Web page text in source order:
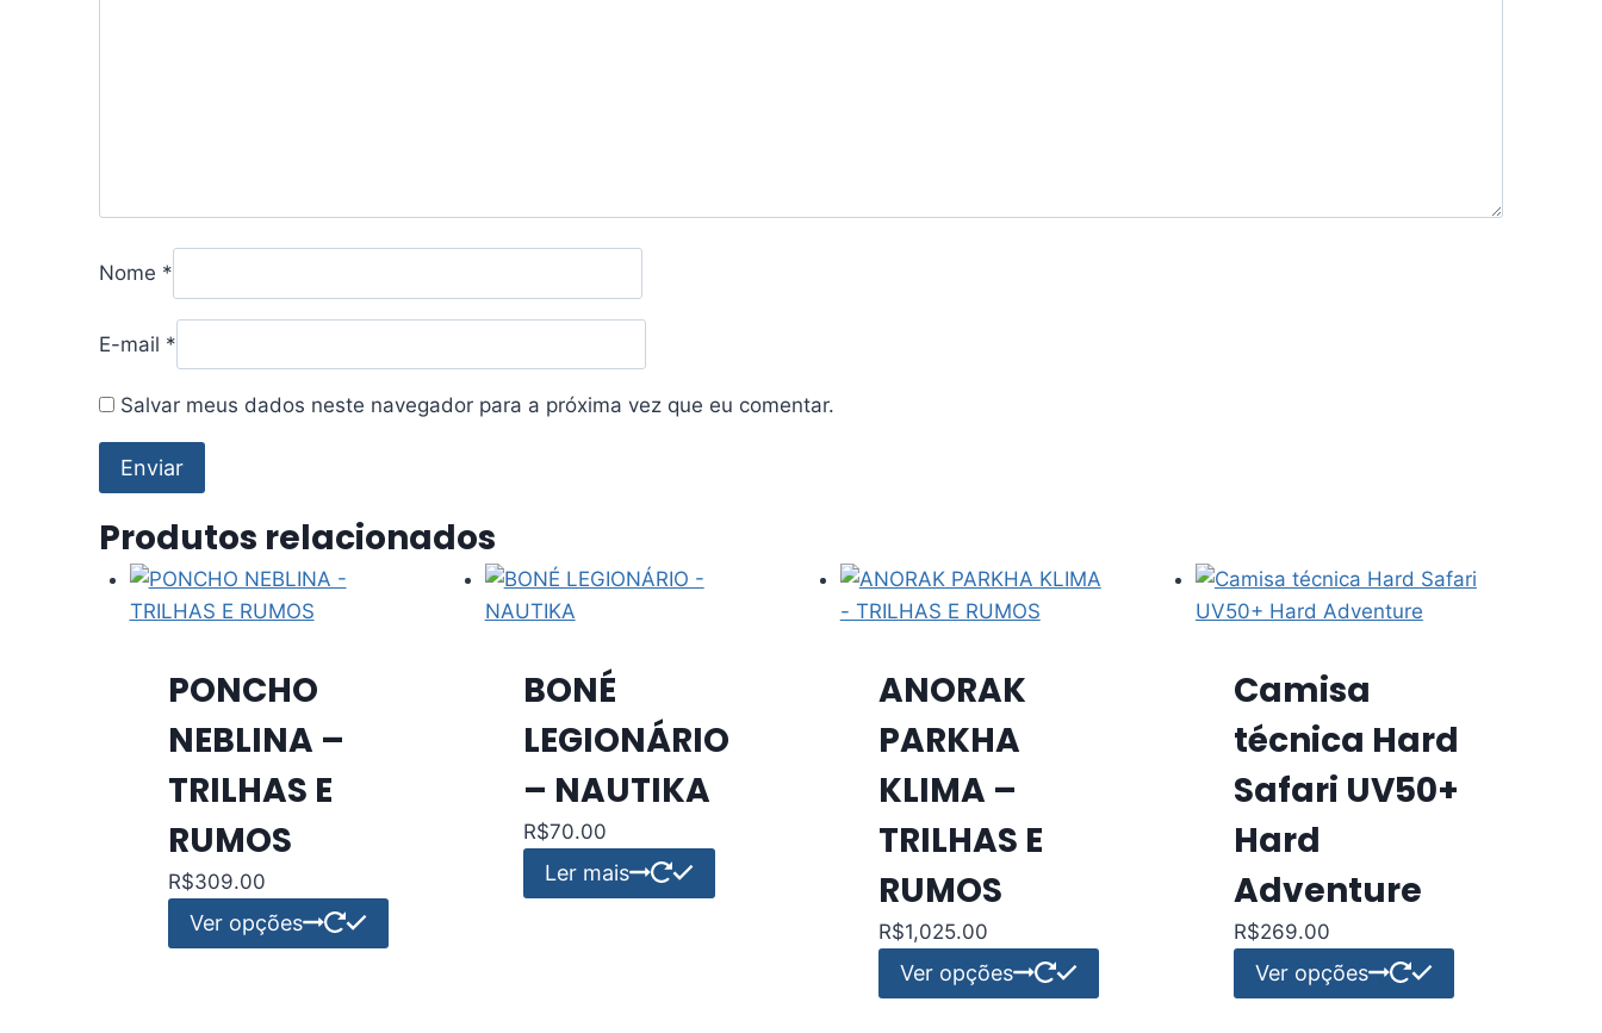
Nome *
E-mail *
Salvar meus dados neste navegador para a próxima vez que eu comentar.
Produtos relacionados
PONCHO
NEBLINA –
TRILHAS E
RUMOS
R$309.00
Ver opções
produto
BONÉ
LEGIONÁRIO
– NAUTIKA
R$70.00
Ler mais
ANORAK
PARKHA
KLIMA –
TRILHAS E
RUMOS
R$1,025.00
Ver opções
produto
Camisa
técnica Hard
Safari UV50+
Hard
Adventure
R$269.00
Ver opções
produto